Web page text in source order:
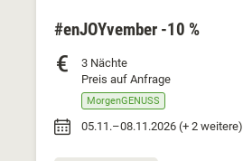
#enJOYvember -10 %
3 Nächte
Preis auf Anfrage
MorgenGENUSS
05.11.–08.11.2026 (+ 2 weitere)